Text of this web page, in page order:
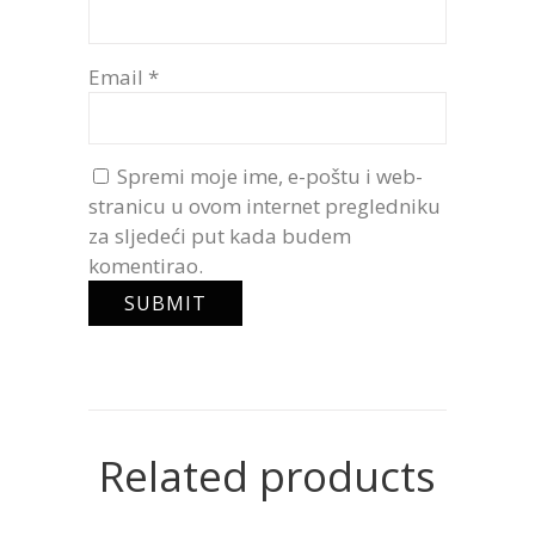
Email *
Spremi moje ime, e-poštu i web-
stranicu u ovom internet pregledniku
za sljedeći put kada budem
komentirao.
Related products